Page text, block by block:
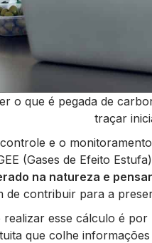
o que é pegada de
traçar
e o
(Gases de Efeito
na natureza e
de contribuir para a
esse cálculo é por
que colhe